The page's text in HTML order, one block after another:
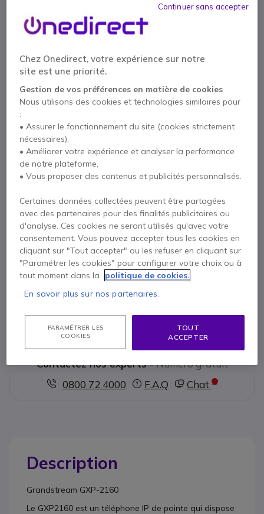
2 ans de garantie
constructeur
Payez en 4 sans frais (38,39 €
Points Forts
Non compatible avec une box internet, nécessite un
abonnement VoIP
6 comptes SIP
Grand écran LCD couleur (
Bluetooth: connexion d’un casque sans fil
PoE : autoalimenté, pas besoin de prise secteur
5 touches d’appel direct programmables
Compatible 3cx
Afficher plus
Livré avec
Téléphone GXP2160
Combiné avec cordon
Alimentation universelle
Contactez nos experts -Numéro gratuit
0800 72 4000
F.A.Q Chat
Description
Grandstream GXP-2160
Le GXP2160 est un téléphone IP de pointe qui dispose
Chez Onedirect, votre expérience sur notre
site est une priorité.
Gestion de vos préférences en matière de cookies
Nous utilisons des cookies et technologies similaires pour
:
• Assurer le fonctionnement du site (cookies strictement
nécessaires),
• Améliorer votre expérience et analyser la performance
de notre plateforme,
• Vous proposer des contenus et publicités personnalisés.
Certaines données collectées peuvent être partagées
avec des partenaires pour des finalités publicitaires ou
d'analyse. Ces cookies ne seront utilisés qu'avec votre
consentement. Vous pouvez accepter tous les cookies en
cliquant sur "Tout accepter" ou les refuser en cliquant sur
"Paramétrer les cookies" pour configurer votre choix ou à
tout moment dans la
politique de cookies.
En savoir plus sur nos partenaires.
PARAMÉTRER LES
COOKIES
TOUT
ACCEPTER
Continuer sans accepter